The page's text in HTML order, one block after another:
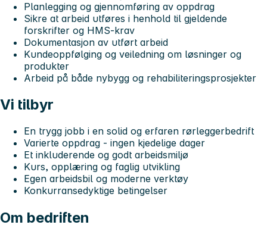
Planlegging og gjennomføring av oppdrag
Sikre at arbeid utføres i henhold til gjeldende
forskrifter og HMS-krav
Dokumentasjon av utført arbeid
Kundeoppfølging og veiledning om løsninger og
produkter
Arbeid på både nybygg og rehabiliteringsprosjekter
Vi tilbyr
En trygg jobb i en solid og erfaren rørleggerbedrift
Varierte oppdrag - ingen kjedelige dager
Et inkluderende og godt arbeidsmiljø
Kurs, opplæring og faglig utvikling
Egen arbeidsbil og moderne verktøy
Konkurransedyktige betingelser
Om bedriften